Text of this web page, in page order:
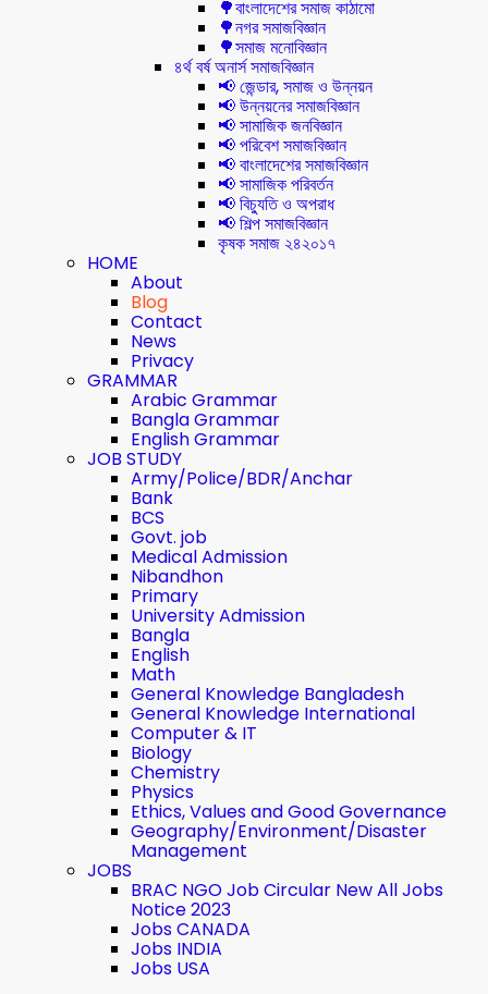
🌳বাংলাদেশের সমাজ কাঠামো
🌳নগর সমাজবিজ্ঞান
🌳সমাজ মনোবিজ্ঞান
৪র্থ বর্ষ অনার্স সমাজবিজ্ঞান
📢 জেন্ডার, সমাজ ও উন্নয়ন
📢 উন্নয়নের সমাজবিজ্ঞান
📢 সামাজিক জনবিজ্ঞান
📢 পরিবেশ সমাজবিজ্ঞান
📢 বাংলাদেশের সমাজবিজ্ঞান
📢 সামাজিক পরিবর্তন
📢 বিচ্যুতি ও অপরাধ
📢 শিল্প সমাজবিজ্ঞান
কৃষক সমাজ ২৪২০১৭
HOME
About
Blog
Contact
News
Privacy
GRAMMAR
Arabic Grammar
Bangla Grammar
English Grammar
JOB STUDY
Army/Police/BDR/Anchar
Bank
BCS
Govt. job
Medical Admission
Nibandhon
Primary
University Admission
Bangla
English
Math
General Knowledge Bangladesh
General Knowledge International
Computer & IT
Biology
Chemistry
Physics
Ethics, Values ​​and Good Governance
Geography/Environment/Disaster
Management
JOBS
BRAC NGO Job Circular New All Jobs
Notice 2023
Jobs CANADA
Jobs INDIA
Jobs USA